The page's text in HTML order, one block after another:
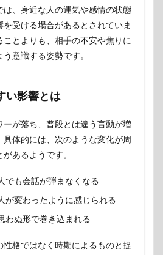
は、身近な人の運気や感情の状態
受ける場合があるとされていま
とよりも、相手の不安や焦りに
意識する姿勢です。
い影響とは
ーが落ち、普段とは違う言動が増
具体的には、次のような変化が周
あるようです。
でも会話が弾まなくなる
が変わったように感じられる
わぬ形で巻き込まれる
性格ではなく時期によるものと捉